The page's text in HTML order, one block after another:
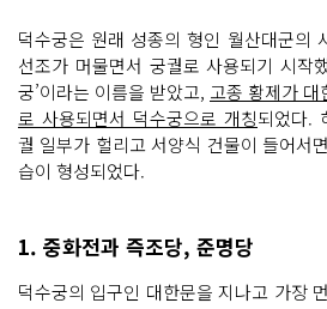
덕수궁은 원래 성종의 형인 월산대군의
선조가 머물면서 궁궐로 사용되기 시작
궁’이라는 이름을 받았고, 고종 황제가 대
로 사용되면서 덕수궁으로 개칭되었다.
궐 일부가 헐리고 서양식 건물이 들어서
습이 형성되었다.
1. 중화전과 즉조당, 준명당
덕수궁의 입구인 대한문을 지나고 가장